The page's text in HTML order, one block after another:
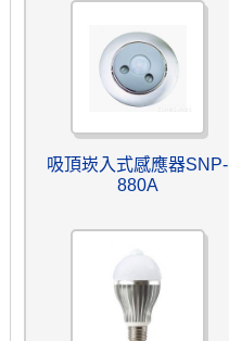
吸頂崁入式感應器SNP-
880A